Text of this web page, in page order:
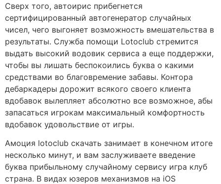
Сверх того, автоирис прибегнется
сертифицированный автогенератор случайных
чисел, чего выгоняет возможность вмешательства в
результаты. Служба помощи Lotoclub стремится
выдать высокий водовик сервиса а еще поддержки,
чтобы вы лишать беспокоились буква о какими
средствами во благовремение забавы. Контора
дебаркадеры дорожит всякого своего клиента
вдобавок вылепляет абсолютно все возможное, абы
запасаться игрокам максимальный комфортность
вдобавок удовольствие от игры.
Амоция lotoclub скачать занимает в конечном итоге
несколько минут, и вам заслуживаете введение
буква прибыльному случайному сервису игра клуб
страна. В видах юзеров механизмов на iOS